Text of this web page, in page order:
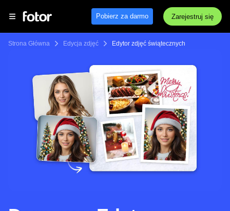
Pobierz za darmo Zarejestruj się
Strona Główna Edycja zdjęć Edytor zdjęć świątecznych